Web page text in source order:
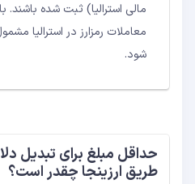
مالی استرالیا) ثبت شده
معاملات رمزارز در استرالیا
شود.
حداقل مبلغ برای تبدیل دلار
طریق ارزینجا چقدر است؟